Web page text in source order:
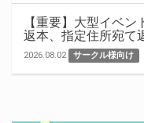
【重要】大型イベ
返本、指定住所宛て
2026.08.02 サークル様向け